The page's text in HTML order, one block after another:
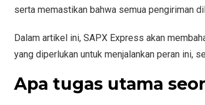
serta memastikan bahwa semua pengiriman
Dalam artikel ini, SAPX Express akan
yang diperlukan untuk menjalankan peran ini,
Apa tugas utama